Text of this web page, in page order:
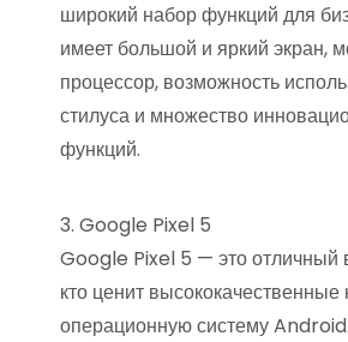
широкий набор функций для
имеет большой и яркий экран,
процессор, возможность
стилуса и множество
функций.
3. Google Pixel 5
Google Pixel 5 — это отличный
кто ценит
операционную систему